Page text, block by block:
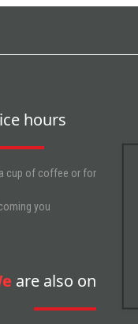
hours
cup of coffee or for
you
are also on